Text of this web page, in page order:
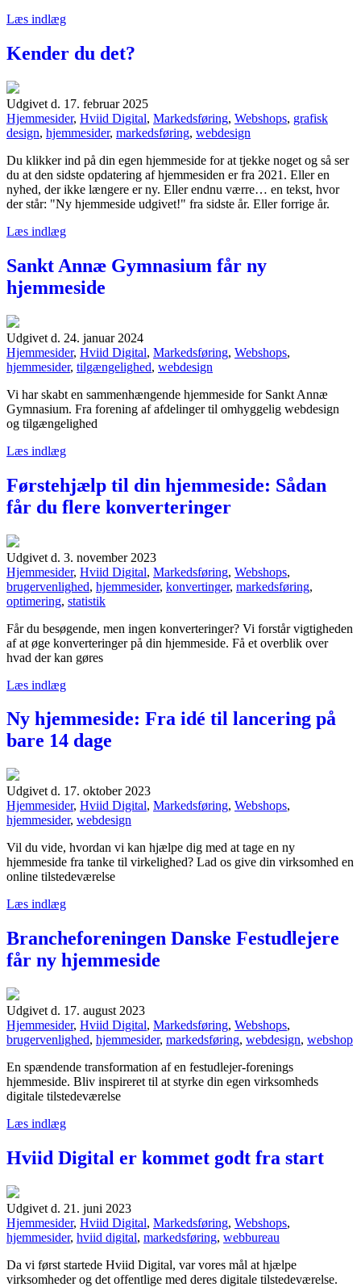
Læs indlæg
Kender du det?
Udgivet d. 17. februar 2025
Hjemmesider, Hviid Digital, Markedsføring, Webshops, grafisk
design, hjemmesider, markedsføring, webdesign
Du klikker ind på din egen hjemmeside for at tjekke noget og så ser
du at den sidste opdatering af hjemmesiden er fra 2021. Eller en
nyhed, der ikke længere er ny. Eller endnu værre… en tekst, hvor
der står: "Ny hjemmeside udgivet!" fra sidste år. Eller forrige år.
Læs indlæg
Sankt Annæ Gymnasium får ny
hjemmeside
Udgivet d. 24. januar 2024
Hjemmesider, Hviid Digital, Markedsføring, Webshops,
hjemmesider, tilgængelighed, webdesign
Vi har skabt en sammenhængende hjemmeside for Sankt Annæ
Gymnasium. Fra forening af afdelinger til omhyggelig webdesign
og tilgængelighed
Læs indlæg
Førstehjælp til din hjemmeside: Sådan
får du flere konverteringer
Udgivet d. 3. november 2023
Hjemmesider, Hviid Digital, Markedsføring, Webshops,
brugervenlighed, hjemmesider, konvertinger, markedsføring,
optimering, statistik
Får du besøgende, men ingen konverteringer? Vi forstår vigtigheden
af at øge konverteringer på din hjemmeside. Få et overblik over
hvad der kan gøres
Læs indlæg
Ny hjemmeside: Fra idé til lancering på
bare 14 dage
Udgivet d. 17. oktober 2023
Hjemmesider, Hviid Digital, Markedsføring, Webshops,
hjemmesider, webdesign
Vil du vide, hvordan vi kan hjælpe dig med at tage en ny
hjemmeside fra tanke til virkelighed? Lad os give din virksomhed en
online tilstedeværelse
Læs indlæg
Brancheforeningen Danske Festudlejere
får ny hjemmeside
Udgivet d. 17. august 2023
Hjemmesider, Hviid Digital, Markedsføring, Webshops,
brugervenlighed, hjemmesider, markedsføring, webdesign, webshop
En spændende transformation af en festudlejer-forenings
hjemmeside. Bliv inspireret til at styrke din egen virksomheds
digitale tilstedeværelse
Læs indlæg
Hviid Digital er kommet godt fra start
Udgivet d. 21. juni 2023
Hjemmesider, Hviid Digital, Markedsføring, Webshops,
hjemmesider, hviid digital, markedsføring, webbureau
Da vi først startede Hviid Digital, var vores mål at hjælpe
virksomheder og det offentlige med deres digitale tilstedeværelse.